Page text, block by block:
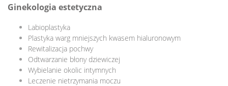
Ginekologia estetyczna
Labioplastyka
Plastyka warg mniejszych kwasem hialuronowym
Rewitalizacja pochwy
Odtwarzanie błony dziewiczej
Wybielanie okolic intymnych
Leczenie nietrzymania moczu